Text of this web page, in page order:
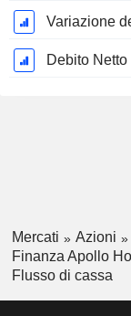
Variazione
Debito
Mercati Azioni
Finanza Apollo
Flusso di cassa